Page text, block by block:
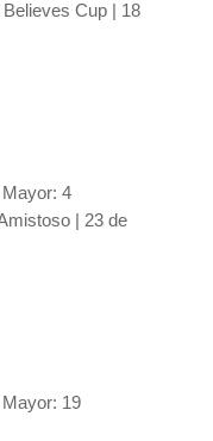
Cup | 18
4
| 23 de
19